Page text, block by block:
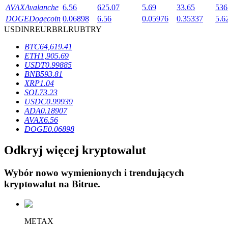
Blokady BTR
Ekskluzywne inwestycje dla posiadaczy BTR
Pożyczki
Usługa pożyczek wspieranych kryptowalutami
AVAXAvalanche 6.56 625.07 5.69 33.65
DOGEDogecoin 0.06898 6.56 0.05976 0.35337
USDINREURBRLRUBTRY
BTC64,619.41
ETH1,905.69
USDT0.99885
BNB593.81
XRP1.04
SOL73.23
USDC0.99939
ADA0.18907
AVAX6.56
DOGE0.06898
Odkryj więcej kryptowalut
Wybór nowo wymienionych i trendujących
kryptowalut na Bitrue.
METAX